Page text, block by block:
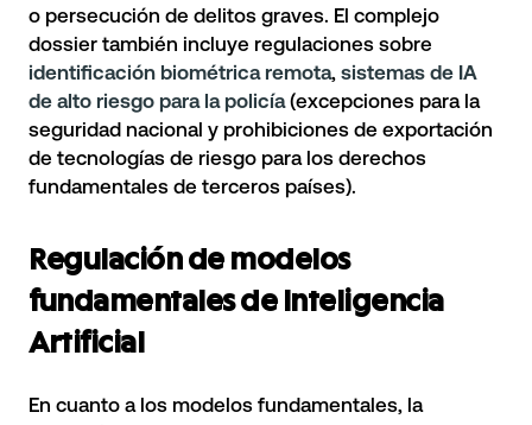
o persecución de delitos graves. El complejo
dossier también incluye regulaciones sobre
identificación biométrica remota, sistemas de IA
de alto riesgo para la policía(excepciones para la
seguridad nacional y prohibiciones de exportación
de tecnologías de riesgo para los derechos
fundamentales de terceros países).
Regulación de modelos
fundamentales de Inteligencia
Artificial
En cuanto a los modelos fundamentales, la